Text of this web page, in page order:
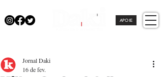
APOIE
Jornal Daki
16 de fev.